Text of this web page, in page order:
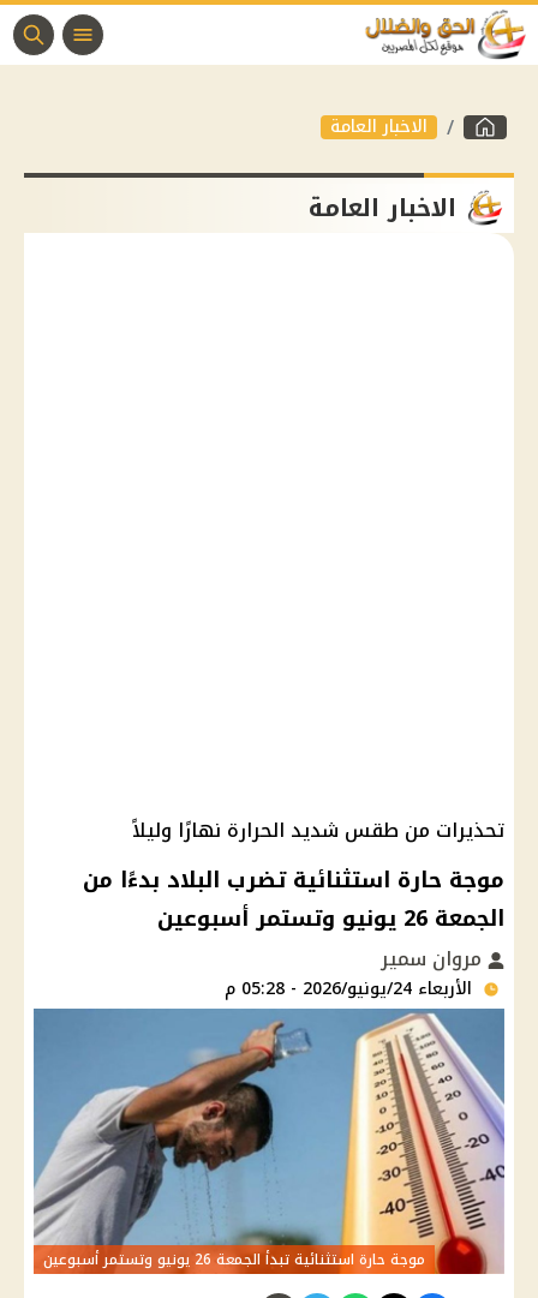
الاخبار العامة
الاخبار العامة
تحذيرات من طقس شديد الحرارة نهارًا وليلاً
موجة حارة استثنائية تضرب البلاد بدءًا من
الجمعة 26 يونيو وتستمر أسبوعين
مروان سمير
الأربعاء 24/يونيو/2026 - 05:28 م
موجة حارة استثنائية تبدأ الجمعة 26 يونيو وتستمر أسبوعين